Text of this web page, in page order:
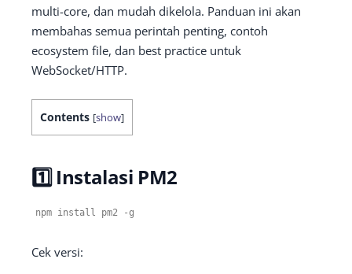
multi-core, dan mudah dikelola. Panduan ini akan
membahas semua perintah penting, contoh
ecosystem file, dan best practice untuk
WebSocket/HTTP.
Contents [show]
1️⃣ Instalasi PM2
npm install pm2 -g
Cek versi: